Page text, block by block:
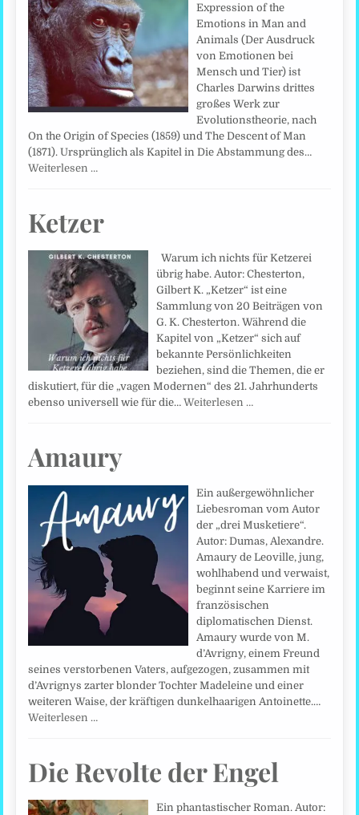
Expression of the
Emotions in Man and
Animals (Der Ausdruck
von Emotionen bei
Mensch und Tier) ist
Charles Darwins drittes
großes Werk zur
Evolutionstheorie, nach
On the Origin of Species (1859) und The Descent of Man
(1871). Ursprünglich als Kapitel in Die Abstammung des…
Weiterlesen …
Ketzer
Warum ich nichts für Ketzerei
übrig habe. Autor: Chesterton,
Gilbert K. „Ketzer“ ist eine
Sammlung von 20 Beiträgen von
G. K. Chesterton. Während die
Kapitel von „Ketzer“ sich auf
bekannte Persönlichkeiten
beziehen, sind die Themen, die er
diskutiert, für die „vagen Modernen“ des 21. Jahrhunderts
ebenso universell wie für die…Weiterlesen …
Amaury
Ein außergewöhnlicher
Liebesroman vom Autor
der „drei Musketiere“.
Autor: Dumas, Alexandre.
Amaury de Leoville, jung,
wohlhabend und verwaist,
beginnt seine Karriere im
französischen
diplomatischen Dienst.
Amaury wurde von M.
d’Avrigny, einem Freund
seines verstorbenen Vaters, aufgezogen, zusammen mit
d’Avrignys zarter blonder Tochter Madeleine und einer
weiteren Waise, der kräftigen dunkelhaarigen Antoinette.…
Weiterlesen …
Die Revolte der Engel
Ein phantastischer Roman. Autor: